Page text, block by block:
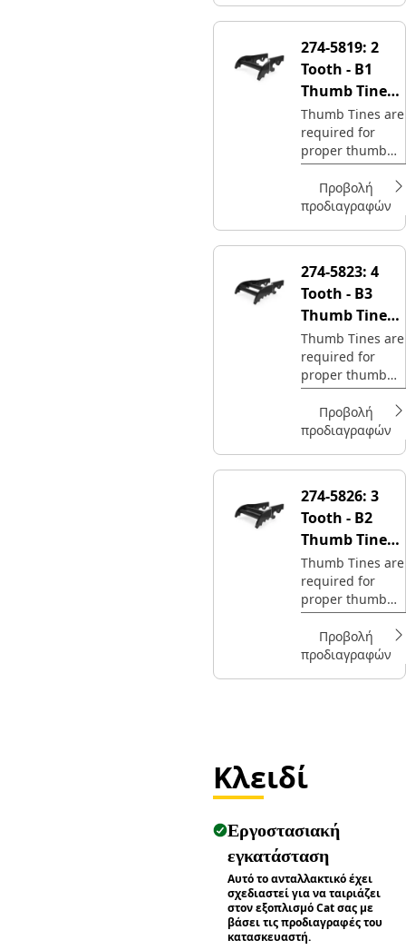
274-5819: 2
Tooth - B1
Thumb Tine
Type
Thumb Tines are
required for
proper thumb
operation.
Προβολή
προδιαγραφών
274-5823: 4
Tooth - B3
Thumb Tine
Type
Thumb Tines are
required for
proper thumb
operation.
Προβολή
προδιαγραφών
274-5826: 3
Tooth - B2
Thumb Tine
Type
Thumb Tines are
required for
proper thumb
operation.
Προβολή
προδιαγραφών
Κλειδί
Εργοστασιακή
εγκατάσταση
Αυτό το ανταλλακτικό έχει
σχεδιαστεί για να ταιριάζει
στον εξοπλισμό Cat σας με
βάσει τις προδιαγραφές του
κατασκευαστή.